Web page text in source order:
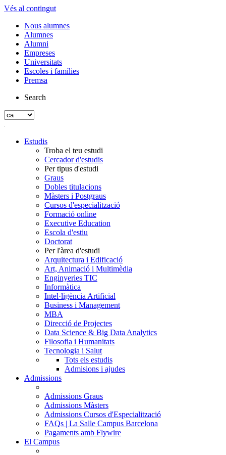
Vés al contingut
Nous alumnes
Alumnes
Alumni
Empreses
Universitats
Escoles i famílies
Premsa
Search
Estudis
Troba el teu estudi
Cercador d'estudis
Per tipus d'estudi
Graus
Dobles titulacions
Màsters i Postgraus
Cursos d'especialització
Formació online
Executive Education
Escola d'estiu
Doctorat
Per l'àrea d'estudi
Arquitectura i Edificació
Art, Animació i Multimèdia
Enginyeries TIC
Informàtica
Intel·ligència Artificial
Business i Management
MBA
Direcció de Projectes
Data Science & Big Data Analytics
Filosofia i Humanitats
Tecnologia i Salut
Tots els estudis
Admisions i ajudes
Admissions
Admissions Graus
Admissions Màsters
Admissions Cursos d'Especialització
FAQs | La Salle Campus Barcelona
Pagaments amb Flywire
El Campus